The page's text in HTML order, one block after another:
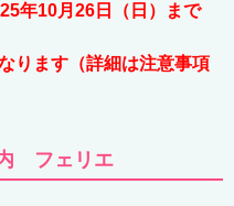
年10月26日（日）まで
ります（詳細は注意事項
内 フェリエ